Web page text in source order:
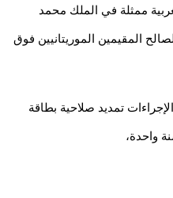
ممثلة في الملك محمد
المقيمين الموريتانيين فوق
تمديد صلاحية بطاقة
واحدة،